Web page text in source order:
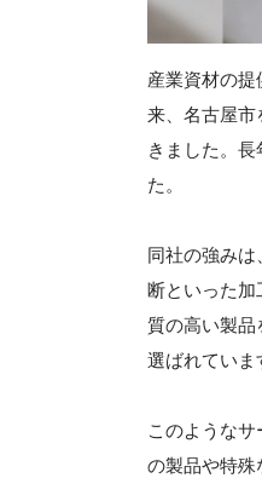
産業資材の提
来、名古屋市
きました。
た。
同社の強み
断といった
質の高い製品
選ばれていま
このような
の製品や特殊